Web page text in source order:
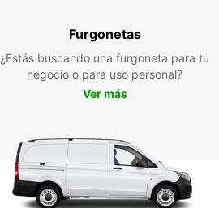
Furgonetas
¿Estás buscando una furgoneta para tu
negocio o para uso personal?
Ver más